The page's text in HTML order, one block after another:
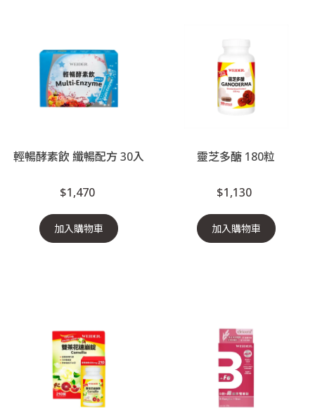
輕暢酵素飲 纖暢配方 30入
$1,470
加入購物車
靈芝多醣 180粒
$1,130
加入購物車